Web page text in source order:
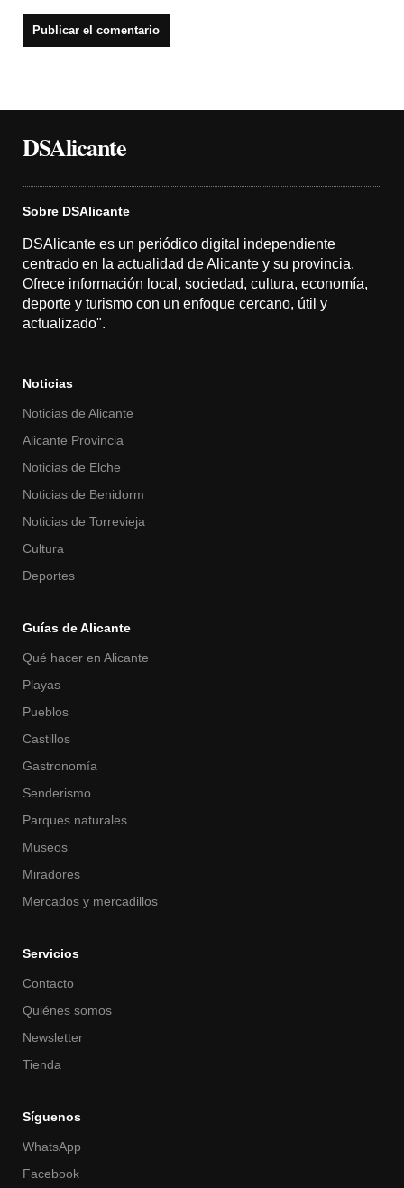
DSAlicante
Sobre DSAlicante
DSAlicante es un periódico digital independiente
centrado en la actualidad de Alicante y su provincia.
Ofrece información local, sociedad, cultura, economía,
deporte y turismo con un enfoque cercano, útil y
actualizado".
Noticias
Noticias de Alicante
Alicante Provincia
Noticias de Elche
Noticias de Benidorm
Noticias de Torrevieja
Cultura
Deportes
Guías de Alicante
Qué hacer en Alicante
Playas
Pueblos
Castillos
Gastronomía
Senderismo
Parques naturales
Museos
Miradores
Mercados y mercadillos
Servicios
Contacto
Quiénes somos
Newsletter
Tienda
Síguenos
WhatsApp
Facebook